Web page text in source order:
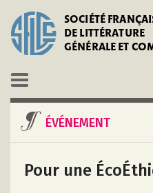
SOCIÉTÉ
DE LITTÉRATURE
GÉNÉRALE ET
ÉVÉNEMENT
Pour une